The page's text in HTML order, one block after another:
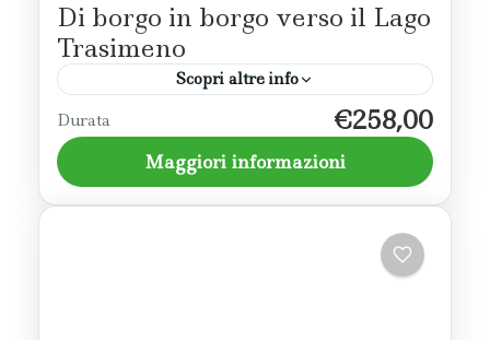
Di borgo in borgo verso il Lago
Trasimeno
Scopri altre info
Un itinerario di 3 giorni per scoprire il
territorio limitrofo al lago Trasimeno con i
piccoli borghi e i musei che caratterizzano un
ambiente strettamente...
Durata €258,00
Maggiori informazioni